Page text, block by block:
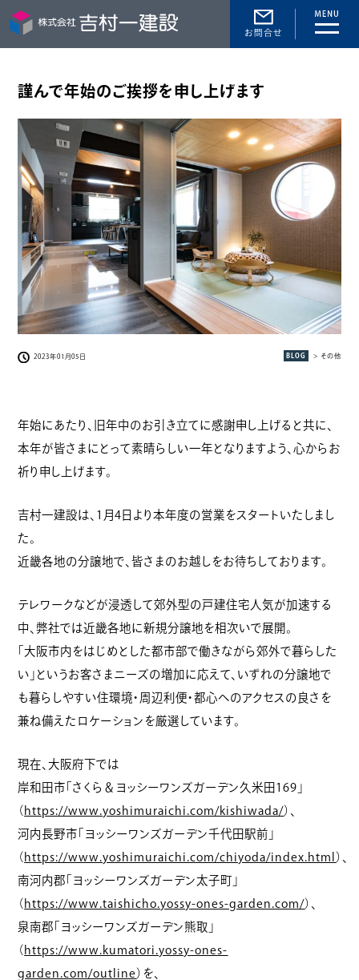
toggle
謹んで年始のご挨拶を申し上げます
2023年01月05日 BLOG > その他
年始にあたり、旧年中のお引き立てに感謝申し上げると共に、
本年が皆さまにとって素晴らしい一年となりますよう、心からお
祈り申し上げます。
吉村一建設は、1月4日より本年度の営業をスタートいたしまし
た。
近畿各地の分譲地で、皆さまのお越しをお待ちしております。
テレワークなどが浸透して郊外型の戸建住宅人気が加速する
中、弊社では近畿各地に新規分譲地を相次いで展開。
「大阪市内をはじめとした都市部で働きながら郊外で暮らした
い」というお客さまニーズの増加に応えて、いずれの分譲地で
も暮らしやすい住環境・周辺利便・都心へのアクセスの良さを
兼ね備えたロケーションを厳選しています。
現在、大阪府下では
岸和田市「さくら＆ヨッシーワンズガーデン久米田169」
（ https://www.yoshimuraichi.com/kishiwada/）、
河内長野市「ヨッシーワンズガーデン千代田駅前」
（ https://www.yoshimuraichi.com/chiyoda/index.html ）、
南河内郡「ヨッシーワンズガーデン太子町」
（ https://www.taishicho.yossy-ones-garden.com/）、
泉南郡「ヨッシーワンズガーデン熊取」
（ https://www.kumatori.yossy-ones-
garden.com/outline ）を、